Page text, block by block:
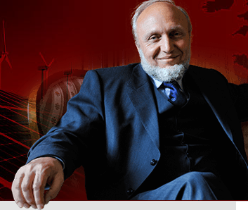
zum
Inhalt